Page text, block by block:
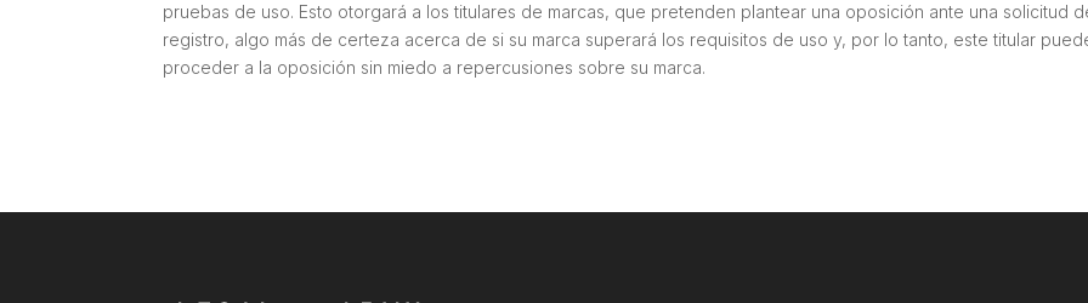
pruebas de uso. Esto otorgará a los titulares de marcas, que pretenden plantear una oposición ante una solicitud
registro, algo más de certeza acerca de si su marca superará los requisitos de uso y, por lo tanto, este titular
proceder a la oposición sin miedo a repercusiones sobre su marca.